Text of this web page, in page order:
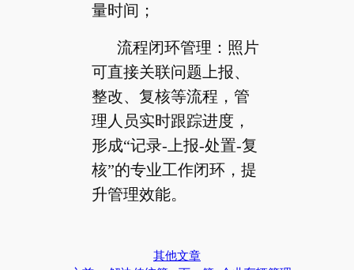
量时间；
流程闭环管理：照片
可直接关联问题上报、
整改、复核等流程，管
理人员实时跟踪进度，
形成“记录-上报-处置-复
核”的专业工作闭环，提
升管理效能。
其他文章